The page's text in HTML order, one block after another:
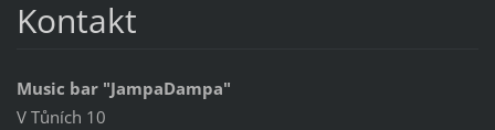
Kontakt
Music bar "JampaDampa"
V Tůních 10